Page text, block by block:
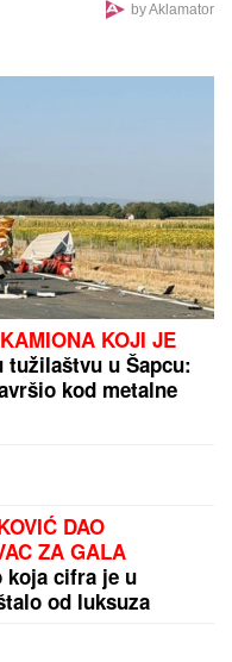
by Aklamator
KOJI JE
tužilaštvu u Šapcu:
kod metalne
DAO
ZA GALA
koja cifra je u
od luksuza